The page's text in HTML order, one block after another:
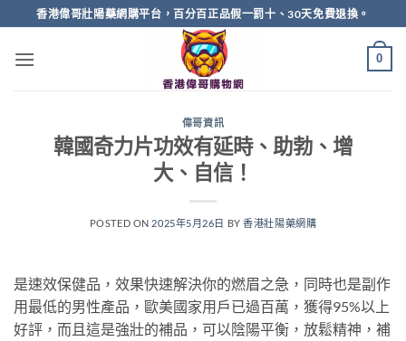
to
content
香港偉哥壯陽藥網購平台，百分百正品假一罰十、30天免費退換。
0
偉哥資訊
韓國奇力片功效有延時、助勃、增
大、自信！
POSTED ON 2025年5月26日 BY香港壯陽藥網購
是速效保健品，效果快速解決你的燃眉之急，同時也是副作
用最低的男性產品，歐美國家用戶已過百萬，獲得95%以上
好評，而且這是強壯的補品，可以陰陽平衡，放鬆精神，補